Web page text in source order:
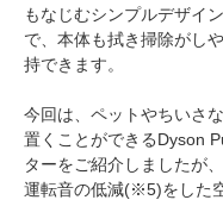
もなじむシンプルデザイ
で、本体も拭き掃除がし
持できます。
今回は、ペットやちいさ
置くことができるDyson
ターをご紹介しましたが
運転音の低減(※5)をした